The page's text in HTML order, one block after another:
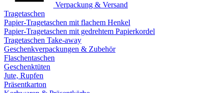
Verpackung & Versand
Tragetaschen
Papier-Tragetaschen mit flachem Henkel
Papier-Tragetaschen mit gedrehtem Papierkordel
Tragetaschen Take-away
Geschenkverpackungen & Zubehör
Flaschentaschen
Geschenktüten
Jute, Rupfen
Präsentkarton